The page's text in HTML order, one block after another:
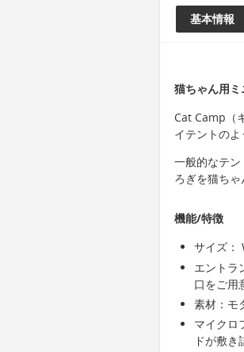
基本情報
猫ちゃん用ミ
Cat Camp（
イテントのよ
一般的なテ
ろぎを猫ちゃ
機能/特徴
サイズ：
エントラ
口をご用
素材：モ
マイクロ
ドが敷